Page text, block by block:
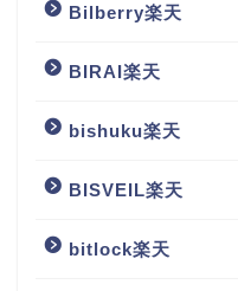
Bilberry楽天
BIRAI楽天
bishuku楽天
BISVEIL楽天
bitlock楽天